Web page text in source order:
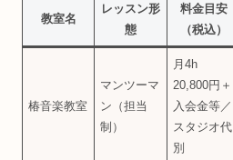
教室名
レッスン形
態
料金目安
（税込）
椿音楽教室
マンツーマ
ン（担当
制）
月4h
20,800円＋
入会金等／
スタジオ代
別